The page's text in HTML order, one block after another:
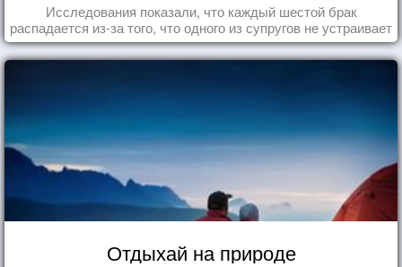
Исследования показали, что каждый шестой брак
распадается из-за того, что одного из супругов не устраивает
та роль, которая выпала ему в семье.
Отдыхай на природе